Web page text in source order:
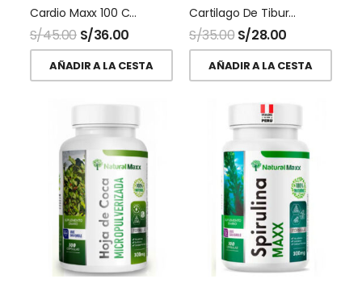
Cardio Maxx 100 Capsulas Naturalmaxx
S/45.00 S/36.00
AÑADIR A LA CESTA
Cartilago De Tiburon 500 Mg 100 Capsulas Naturalmaxx
S/35.00 S/28.00
AÑADIR A LA CESTA